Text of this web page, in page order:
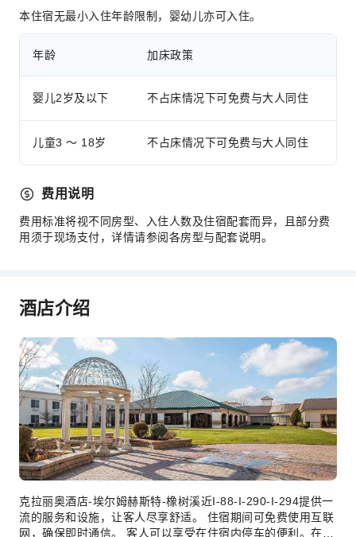
停车场
前台服务
礼宾服务
行李寄存
前台贵重物品保险柜
24小时前台
安全与安保
急救包
无障碍通道
无障碍设施
本住宿无最小入住年龄限制，婴幼儿亦可入住。
年龄 加床政策
婴儿2岁及以下 不占床情况下可免费与大人同住
儿童3 ～ 18岁 不占床情况下可免费与大人同住
费用说明
费用标准将视不同房型、入住人数及住宿配套而异，且部分费
用须于现场支付，详情请参阅各房型与配套说明。
酒店介绍
克拉丽奥酒店-埃尔姆赫斯特-橡树溪近I-88-I-290-I-294提供一
流的服务和设施，让客人尽享舒适。 住宿期间可免费使用互联
网，确保即时通信。 客人可以享受在住宿内停车的便利。在您